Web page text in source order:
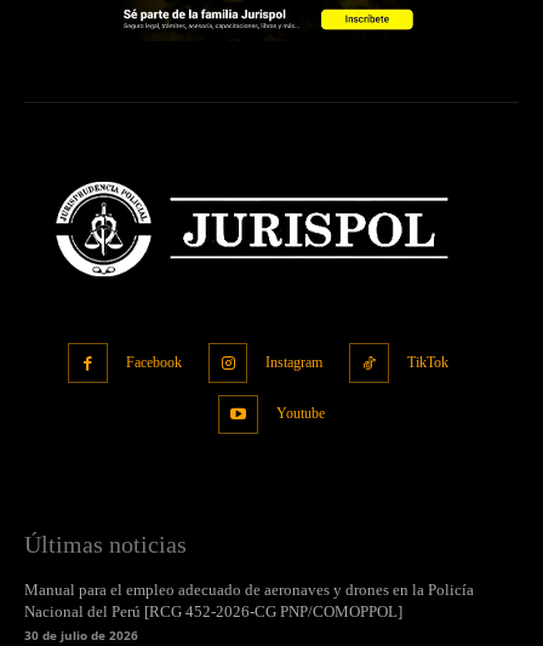
Facebook Instagram TikTok
Youtube
Últimas noticias
Manual para el empleo adecuado de aeronaves y drones en la Policía
Nacional del Perú [RCG 452-2026-CG PNP/COMOPPOL]
30 de julio de 2026